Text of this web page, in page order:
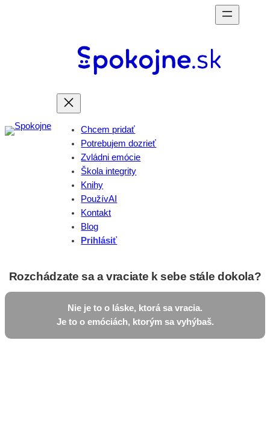
Chcem pridať
Potrebujem dozrieť
Zvládni emócie
Škola integrity
Knihy
PoužívAI
Kontakt
Blog
Prihlásiť
Rozchádzate sa a vraciate k sebe stále dokola?
Nie je to o láske, ktorá sa vracia.
Je to o emóciách, ktorým sa vyhýbaš.